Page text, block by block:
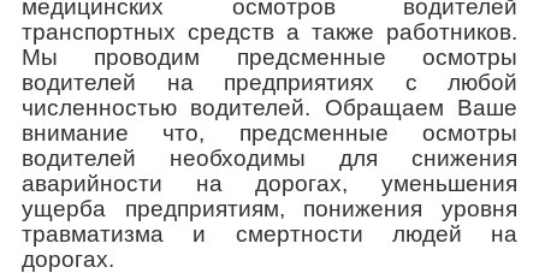
медицинских осмотров водителей
транспортных средств а также работников.
Мы проводим предсменные осмотры
водителей на предприятиях с любой
численностью водителей. Обращаем Ваше
внимание что, предсменные осмотры
водителей необходимы для снижения
аварийности на дорогах, уменьшения
ущерба предприятиям, понижения уровня
травматизма и смертности людей на
дорогах.